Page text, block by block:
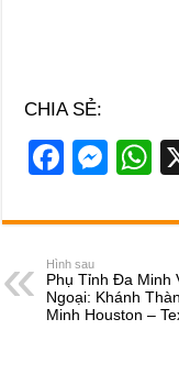
CHIA SẺ:
F
c
e
b
o
M
ss
n
g
A
p
Hình sau
Phụ Tỉnh Đa Minh
Ngoại: Khánh
Minh Houston –